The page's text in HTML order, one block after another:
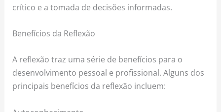
crítico e a tomada de decisões informadas.
Benefícios da Reflexão
A reflexão traz uma série de benefícios para o
desenvolvimento pessoal e profissional. Alguns dos
principais benefícios da reflexão incluem: